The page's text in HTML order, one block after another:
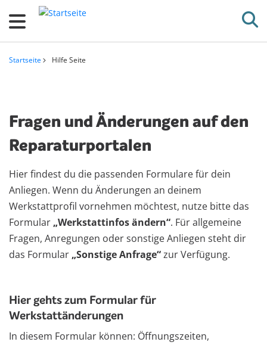
r
Startseite Hilfe Seite
Fragen und Änderungen auf den
Reparaturportalen
Hier findest du die passenden Formulare für dein
Anliegen. Wenn du Änderungen an deinem
Werkstattprofil vornehmen möchtest, nutze bitte das
Formular „Werkstattinfos ändern“. Für allgemeine
Fragen, Anregungen oder sonstige Anliegen steht dir
das Formular „Sonstige Anfrage“zur Verfügung.
Hier gehts zum Formular für
Werkstattänderungen
In diesem Formular können: Öffnungszeiten,